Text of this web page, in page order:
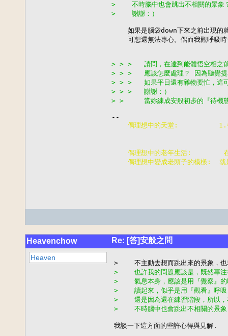
>    不時腦中也會跳出不相關的景象
>    謝謝：）
如果是腦袋down下來之前出現的
可想還無法專心。偶而我觀呼吸
> > >   請問，在達到能體悟空相之前
> > >   應該怎麼處理？ 因為聽覺提
> > >   如果平日還有雜物要忙，這
> > >   謝謝：）
> >     當妳練成安般初步的『待機
偶理想中的天堂:          1.
偶理想中的老年生活:
偶理想中變成老頭子的模樣:
Heavenchow Re: [答]安般之問
Heaven
>    也許我的問題應該是，既然專注
>    氣息本身，應該是用『覺察』的
>    讀起來，似乎是用『觀看』呼吸
>    還是因為還在練習階段，所以，
>    不時腦中也會跳出不相關的景象
我談一下這方面的些許心得與見解.